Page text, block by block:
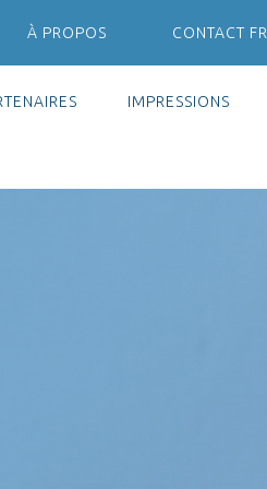
À PROPOS CONTACT FR
IMPRESSIONS